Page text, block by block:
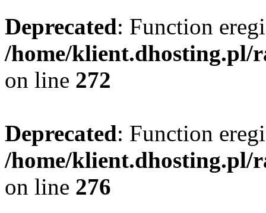
Deprecated: Function
/home/klient.dhosting.pl/
on line 272
Deprecated: Function
/home/klient.dhosting.pl/
on line 276